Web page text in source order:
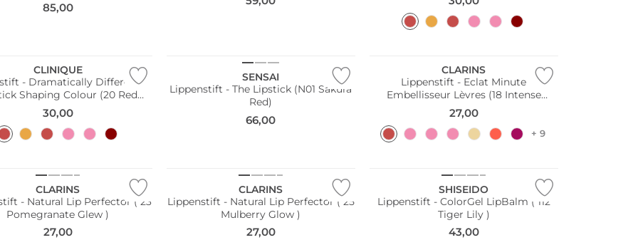
85,00
CLINIQUE
- Dramatically Different™
Shaping Colour (20 Red
Alert)
30,00
SENSAI
Lippenstift - The Lipstick (N01 Sakura
Red)
66,00
CLARINS
Lippenstift - Eclat Minute
Embellisseur Lèvres (18 Intense
Garnet)
27,00
+ 9
CLARINS
- Natural Lip Perfector ( 23
Pomegranate Glew )
27,00
CLARINS
Lippenstift - Natural Lip Perfector ( 25
Mulberry Glow )
27,00
SHISEIDO
Lippenstift - ColorGel LipBalm ( 112
Tiger Lily )
43,00